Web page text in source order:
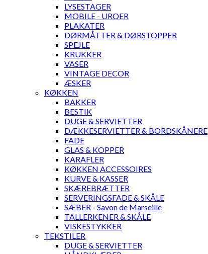
LYSESTAGER
MOBILE - UROER
PLAKATER
DØRMÅTTER & DØRSTOPPER
SPEJLE
KRUKKER
VASER
VINTAGE DECOR
ÆSKER
KØKKEN
BAKKER
BESTIK
DUGE & SERVIETTER
DÆKKESERVIETTER & BORDSKÅNERE
FADE
GLAS & KOPPER
KARAFLER
KØKKEN ACCESSOIRES
KURVE & KASSER
SKÆREBRÆTTER
SERVERINGSFADE & SKÅLE
SÆBER - Savon de Marseille
TALLERKENER & SKÅLE
VISKESTYKKER
TEKSTILER
DUGE & SERVIETTER